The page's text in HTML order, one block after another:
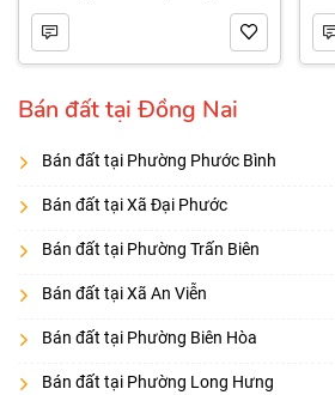
Bán đất tại Đồng Nai
Bán đất tại Phường Phước Bình
Bán đất tại Xã Đại Phước
Bán đất tại Phường Trấn Biên
Bán đất tại Xã An Viễn
Bán đất tại Phường Biên Hòa
Bán đất tại Phường Long Hưng